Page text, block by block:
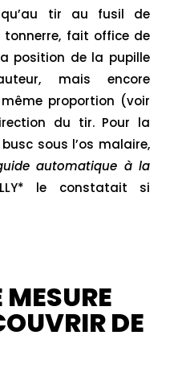
qu’au tir au fusil de
fait office de
position de la pupille
mais encore
proportion (voir
du tir. Pour la
sous l’os malaire,
automatique à la
le constatait si
DE